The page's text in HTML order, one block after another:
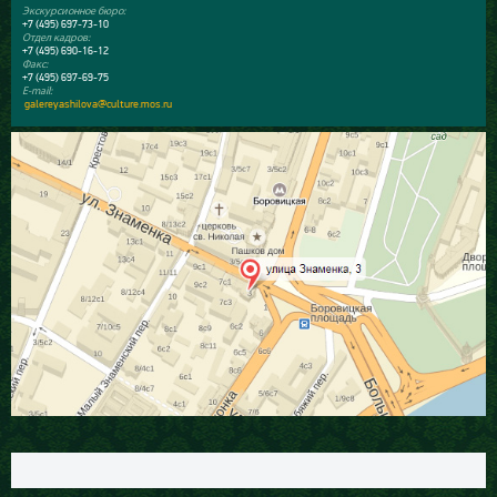
Экскурсионное бюро:
+7 (495) 697-73-10
Отдел кадров:
+7 (495) 690-16-12
Факс:
+7 (495) 697-69-75
E-mail:
galereyashilova@culture.mos.ru